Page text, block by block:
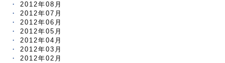
2012年08月
2012年07月
2012年06月
2012年05月
2012年04月
2012年03月
2012年02月